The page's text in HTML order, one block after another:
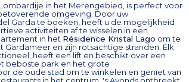
in het Merengebied, is perfect voor
omgeving. Door uw
Garda te boeken, heeft u de mogelijkheid
activiteiten af te wisselen in een
in het Résidence Kristal Lago om te
Gardameer en zijn rotsachtige stranden. Elk
heeft een lift en beschikt over een
beboste park en het grote
de oude stad om te winkelen en geniet van